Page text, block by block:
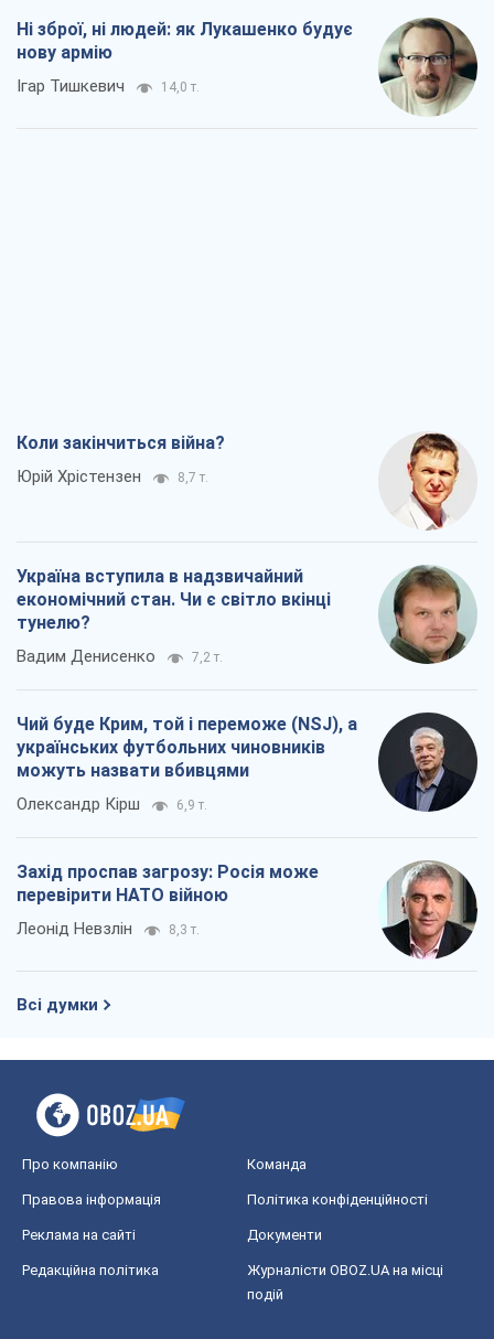
Ні зброї, ні людей: як Лукашенко будує
нову армію
Ігар Тишкевич 14,0 т.
Коли закінчиться війна?
Юрій Хрістензен 8,7 т.
Україна вступила в надзвичайний
економічний стан. Чи є світло вкінці
тунелю?
Вадим Денисенко 7,2 т.
Чий буде Крим, той і переможе (NSJ), а
українських футбольних чиновників
можуть назвати вбивцями
Олександр Кірш 6,9 т.
Захід проспав загрозу: Росія може
перевірити НАТО війною
Леонід Невзлін 8,3 т.
Всі думки
Про компанію Команда
Правова інформація Політика конфіденційності
Реклама на сайті Документи
Редакційна політика
Журналісти OBOZ.UA на місці
подій